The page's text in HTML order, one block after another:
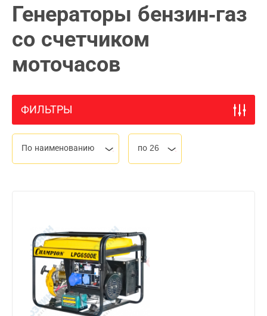
Генераторы бензин-газ
со счетчиком
моточасов
ФИЛЬТРЫ
По наименованию по 26